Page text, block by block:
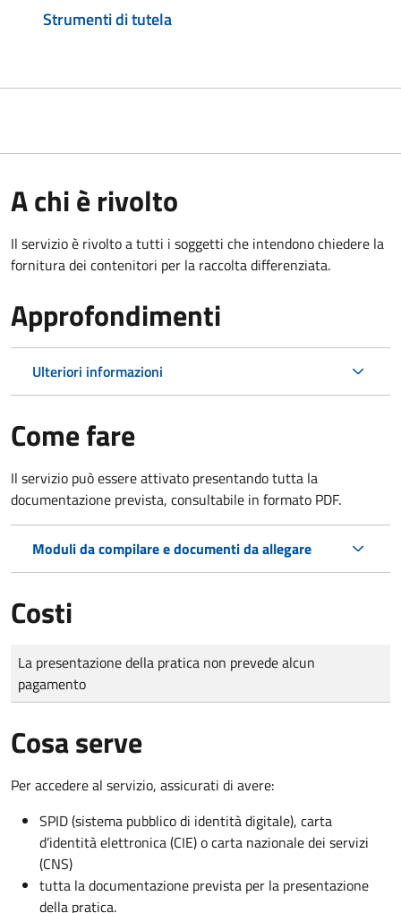
Strumenti di tutela
A chi è rivolto
Il servizio è rivolto a tutti i soggetti che intendono chiedere la
fornitura dei contenitori per la raccolta differenziata.
Approfondimenti
Ulteriori informazioni
Come fare
Il servizio può essere attivato presentando tutta la
documentazione prevista, consultabile in formato PDF.
Moduli da compilare e documenti da allegare
Costi
Tipo di pagamento
Importo
La presentazione della pratica non prevede alcun
pagamento
Cosa serve
Per accedere al servizio, assicurati di avere:
SPID (sistema pubblico di identità digitale), carta
d’identità elettronica (CIE) o carta nazionale dei servizi
(CNS)
tutta la documentazione prevista per la presentazione
della pratica.